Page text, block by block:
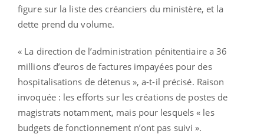
figure sur la liste des créanciers du ministère, et la
dette prend du volume.
« La direction de l’administration pénitentiaire a 36
millions d’euros de factures impayées pour des
hospitalisations de détenus », a-t-il précisé. Raison
invoquée : les efforts sur les créations de postes de
magistrats notamment, mais pour lesquels « les
budgets de fonctionnement n’ont pas suivi ».